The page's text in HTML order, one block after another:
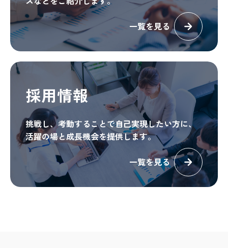
一覧を見る
採用情報
挑戦し、考動することで自己実現したい方に、
活躍の場と成長機会を提供します。
一覧を見る